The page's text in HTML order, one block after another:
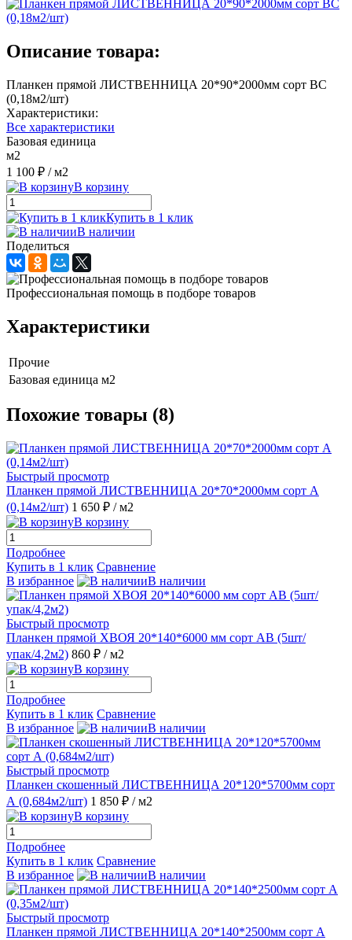
Описание товара:
Планкен прямой ЛИСТВЕННИЦА 20*90*2000мм сорт ВС
(0,18м2/шт)
Характеристики:
Все характеристики
Базовая единица
м2
1 100 ₽ / м2
В корзину
Купить в 1 клик
В наличии
Поделиться
Профессиональная помощь в подборе товаров
Характеристики
Прочие
Базовая единица м2
Похожие товары (8)
Быстрый просмотр
Планкен прямой ЛИСТВЕННИЦА 20*70*2000мм сорт А
(0,14м2/шт) 1 650 ₽ / м2
В корзину
Подробнее
Купить в 1 клик Сравнение
В избранное
В наличии
Быстрый просмотр
Планкен прямой ХВОЯ 20*140*6000 мм сорт АВ (5шт/
упак/4,2м2) 860 ₽ / м2
В корзину
Подробнее
Купить в 1 клик Сравнение
В избранное
В наличии
Быстрый просмотр
Планкен скошенный ЛИСТВЕННИЦА 20*120*5700мм сорт
А (0,684м2/шт) 1 850 ₽ / м2
В корзину
Подробнее
Купить в 1 клик Сравнение
В избранное
В наличии
Быстрый просмотр
Планкен прямой ЛИСТВЕННИЦА 20*140*2500мм сорт А